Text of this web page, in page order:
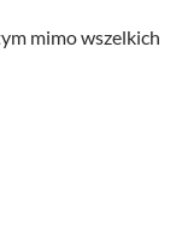
mimo wszelkich